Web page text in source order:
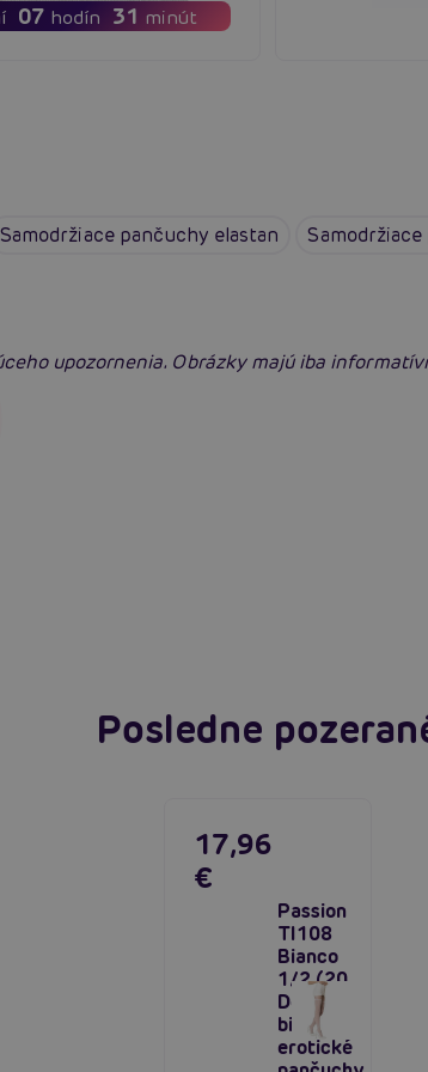
07 hodín 31 minút
Samodržiace pančuchy elastan
upozornenia. Obrázky majú iba
Posledne
Passion
TI108
Bianco
1/2 (20
Den),
biele
erotické
17,96
€